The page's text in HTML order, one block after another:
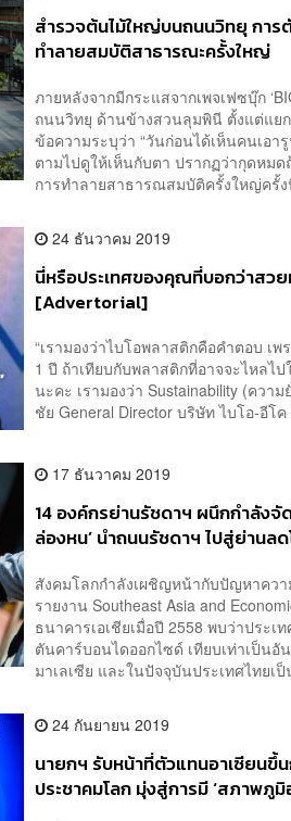
สำรวจต้นไม้ใหญ่บนถนนวิทยุ กา
ทำลายสมบัติสาธารณะครั้งใหญ่
ภายหลังจากมีกระแสจากเพจเฟซบุ๊ก
ถนนวิทยุ ด้านข้างสวนลุมพินี ตั้งแต่แย
ข้อความระบุว่า “วันก่อนได้เห็นคนเอา
ตามไปดูให้เห็นกับตา ปรากฏว่ากุดหม
การทำลายสาธารณสมบัติครั้งใหญ่ครั้
24 ธันวาคม 2019
นี่หรือประเทศของคุณที่บอกว่าสวย
[Advertorial]
“เรามองว่าไบโอพลาสติกคือคำตอบ เ
1 ปี ถ้าเทียบกับพลาสติกที่อาจจะไหลไป
นะคะ เรามองว่า Sustainability (คว
ชัย General Director บริษัท ไบโอ-อีโค
17 ธันวาคม 2019
14 องค์กรย่านรัชดาฯ ผนึกกำลังจั
ล่องหน’ นำถนนรัชดาฯ ไปสู่ย่าน
สังคมโลกกำลังเผชิญหน้ากับปัญหาคว
รายงาน Southeast Asia and
ธนาคารเอเชียเมื่อปี 2558 พบว่าประ
ตันคาร์บอนไดออกไซด์ เทียบเท่าเป็น
มาเลเซีย และในปัจจุบันประเทศไทยเ
24 กันยายน 2019
นายกฯ รับหน้าที่ตัวแทนอาเซียนขึ้
ประชาคมโลก มุ่งสู่การมี ‘สภาพภู